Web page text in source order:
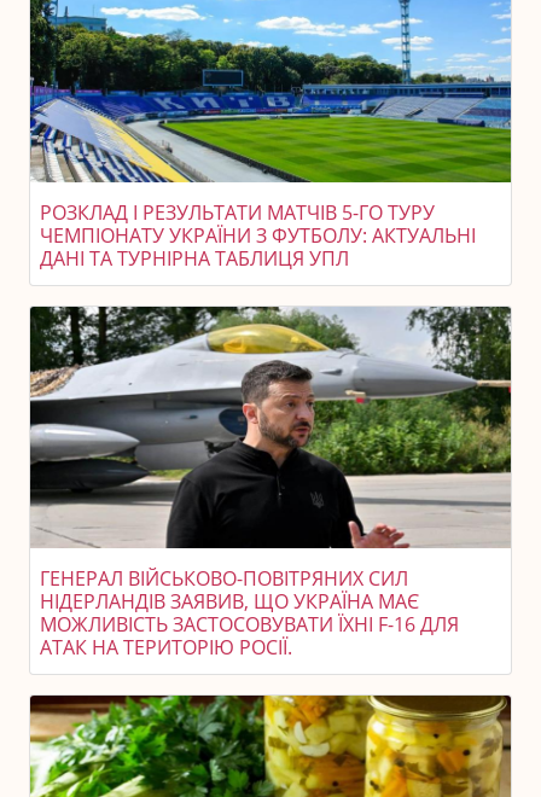
РОЗКЛАД І РЕЗУЛЬТАТИ МАТЧІВ 5-ГО ТУРУ
ЧЕМПІОНАТУ УКРАЇНИ З ФУТБОЛУ: АКТУАЛЬНІ
ДАНІ ТА ТУРНІРНА ТАБЛИЦЯ УПЛ
ГЕНЕРАЛ ВІЙСЬКОВО-ПОВІТРЯНИХ СИЛ
НІДЕРЛАНДІВ ЗАЯВИВ, ЩО УКРАЇНА МАЄ
МОЖЛИВІСТЬ ЗАСТОСОВУВАТИ ЇХНІ F-16 ДЛЯ
АТАК НА ТЕРИТОРІЮ РОСІЇ.